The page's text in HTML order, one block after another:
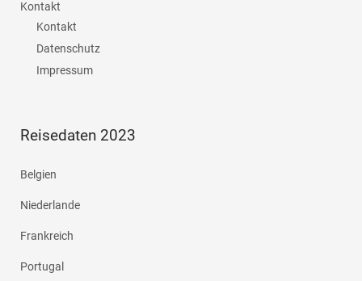
Kontakt
Kontakt
Datenschutz
Impressum
Reisedaten 2023
Belgien
Niederlande
Frankreich
Portugal